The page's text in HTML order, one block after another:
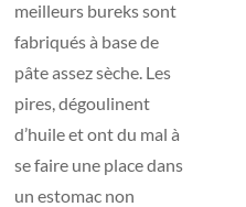
meilleurs bureks sont
fabriqués à base de
pâte assez sèche. Les
pires, dégoulinent
d’huile et ont du mal à
se faire une place dans
un estomac non